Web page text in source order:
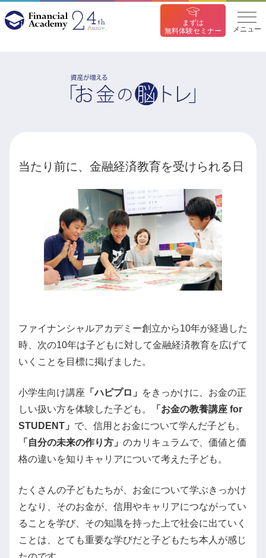
まずは
無料体験セミナー
メニュー
当たり前に、金融経済教育を受けられる日
ファイナンシャルアカデミー創立から10年が経過した
時、次の10年は子どもに対して金融経済教育を広げて
いくことを目標に掲げました。
小学生向け講座 「ハピプロ」
をきっかけに、お金の正
しい扱い方を体験した子ども。
「お金の教養講座 for
STUDENT」 で、信用とお金について学んだ子ども。
「自分の未来の作り方」 のカリキュラムで、価値と価
格の違いを知りキャリアについて考えた子ども。
たくさんの子どもたちが、お金について学ぶきっかけ
となり、そのお金が、信用やキャリアにつながってい
ることを学び、その知識を持った上で社会に出ていく
ことは、とても重要な学びだと子どもたち本人が感じ